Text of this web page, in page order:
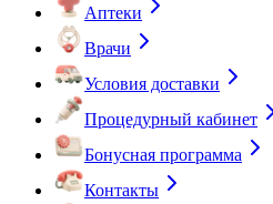
Аптеки
Врачи
Условия доставки
Процедурный кабинет
Бонусная программа
Контакты